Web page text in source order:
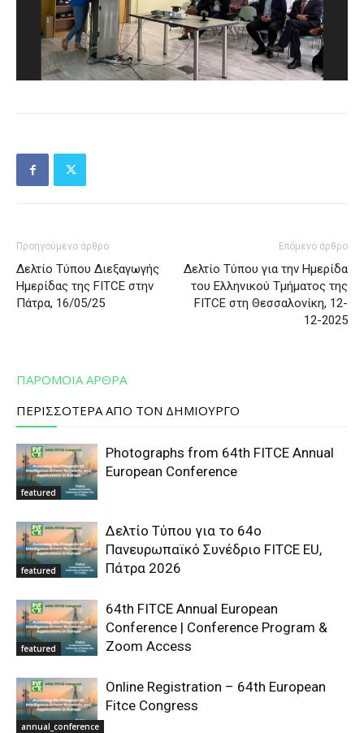
Προηγούμενο άρθρο
Δελτίο Τύπου Διεξαγωγής
Ημερίδας της FITCE στην
Πάτρα, 16/05/25
Επόμενο άρθρο
Δελτίο Τύπου για την Ημερίδα
του Ελληνικού Τμήματος της
FITCE στη Θεσσαλονίκη, 12-
12-2025
ΠΑΡΟΜΟΙΑ ΑΡΘΡΑ
ΠΕΡΙΣΣΟΤΕΡΑ ΑΠΟ ΤΟΝ ΔΗΜΙΟΥΡΓΟ
featured
Photographs from 64th FITCE Annual
European Conference
featured
Δελτίο Τύπου για το 64ο
Πανευρωπαϊκό Συνέδριο FITCE EU,
Πάτρα 2026
featured
64th FITCE Annual European
Conference | Conference Program &
Zoom Access
annual_conference
Online Registration – 64th European
Fitce Congress